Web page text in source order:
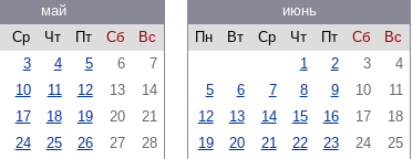
май
Ср Чт Пт Сб
Вс
3 4 5 6
7
10 11 12 13
14
17 18 19 20
21
24 25 26 27
28
июнь
Пн
Вт Ср Чт Пт Сб
Вс
1
2 3
4
5
6 7 8 9 10
11
12
13 14 15 16 17
18
19
20 21 22 23 24
25